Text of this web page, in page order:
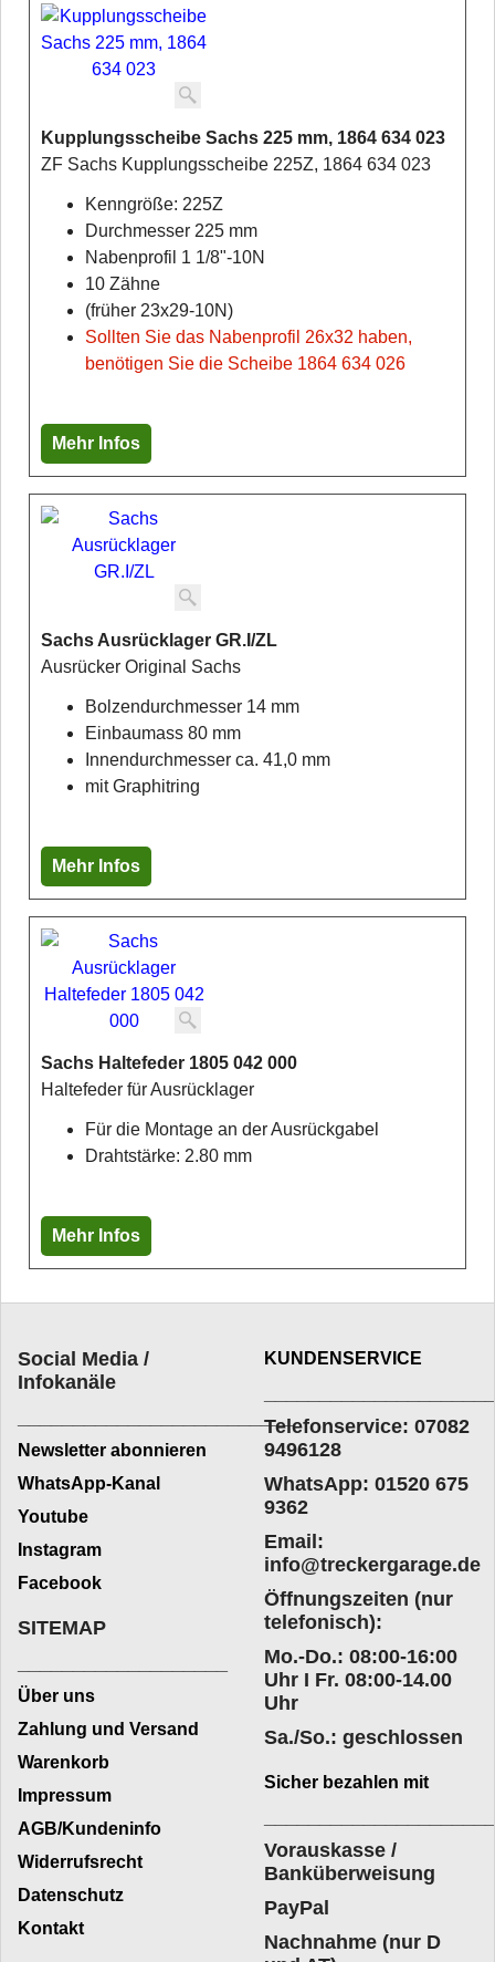
Kupplungsscheibe Sachs 225 mm, 1864 634 023
ZF Sachs Kupplungsscheibe 225Z, 1864 634 023
Kenngröße: 225Z
Durchmesser 225 mm
Nabenprofil 1 1/8"-10N
10 Zähne
(früher 23x29-10N)
Sollten Sie das Nabenprofil 26x32 haben,
benötigen Sie die Scheibe 1864 634 026
Mehr Infos
Sachs Ausrücklager GR.I/ZL
Ausrücker Original Sachs
Bolzendurchmesser 14 mm
Einbaumass 80 mm
Innendurchmesser ca. 41,0 mm
mit Graphitring
Mehr Infos
Sachs Haltefeder 1805 042 000
Haltefeder für Ausrücklager
Für die Montage an der Ausrückgabel
Drahtstärke: 2.80 mm
Mehr Infos
Social Media /
Infokanäle
_________________________
Newsletter abonnieren
WhatsApp-Kanal
Youtube
Instagram
Facebook
KUNDENSERVICE
Telefonservice: 07082
9496128
WhatsApp: 01520 675
9362
Email:
info@treckergarage.de
Öffnungszeiten (nur
telefonisch):
Mo.-Do.: 08:00-16:00
Uhr I Fr. 08:00-14.00
Uhr
Sa./So.: geschlossen
SITEMAP
Über uns
Zahlung und Versand
Warenkorb
Impressum
AGB/Kundeninfo
Widerrufsrecht
Datenschutz
Kontakt
Sicher bezahlen mit
Vorauskasse /
Banküberweisung
PayPal
Nachnahme (nur D